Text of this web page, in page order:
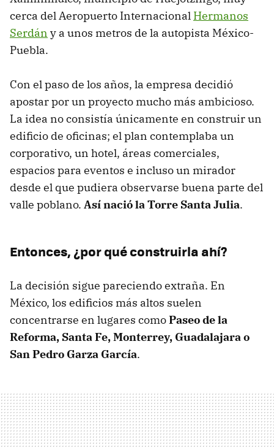
cerca del Aeropuerto Internacional Hermanos
Serdán y a unos metros de la autopista México-
Puebla.
Con el paso de los años, la empresa decidió
apostar por un proyecto mucho más ambicioso.
La idea no consistía únicamente en construir un
edificio de oficinas; el plan contemplaba un
corporativo, un hotel, áreas comerciales,
espacios para eventos e incluso un mirador
desde el que pudiera observarse buena parte del
valle poblano. Así nació la Torre Santa Julia.
Entonces, ¿por qué construirla ahí?
La decisión sigue pareciendo extraña. En
México, los edificios más altos suelen
concentrarse en lugares comoPaseo de la
Reforma, Santa Fe, Monterrey, Guadalajara o
San Pedro Garza García.